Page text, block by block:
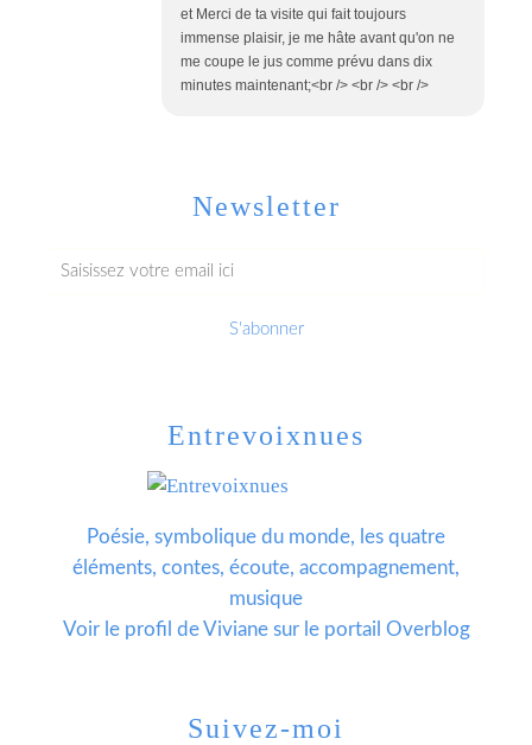
et Merci de ta visite qui fait toujours
immense plaisir, je me hâte avant qu'on ne
me coupe le jus comme prévu dans dix
minutes maintenant;<br /> <br /> <br />
Newsletter
Entrevoixnues
Poésie, symbolique du monde, les quatre
éléments, contes, écoute, accompagnement,
musique
Voir le profil deVivianesur le portail Overblog
Suivez-moi